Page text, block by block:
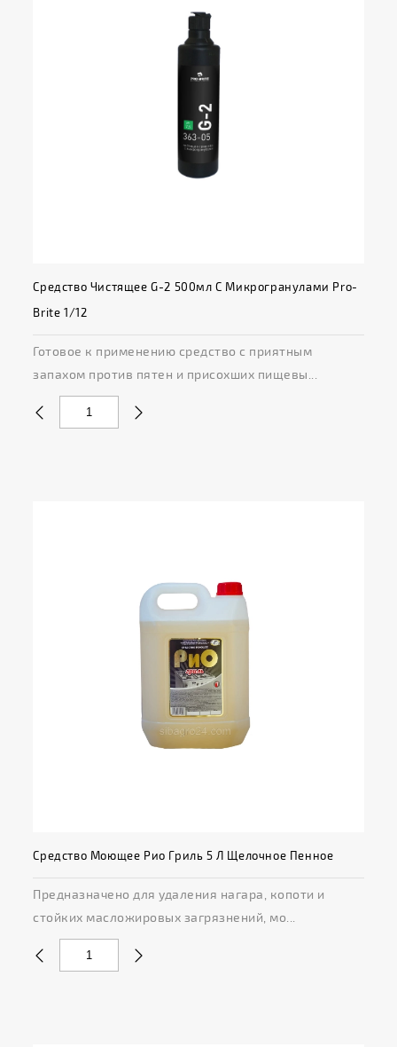
Средство Чистящее G-2 500мл С Микрогранулами Pro-
Brite 1/12
Готовое к применению средство с приятным
запахом против пятен и присохших пищевы...
Средство Моющее Рио Гриль 5 Л Щелочное Пенное
Предназначено для удаления нагара, копоти и
стойких масложировых загрязнений, мо...